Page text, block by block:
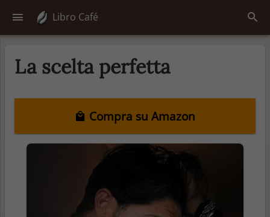
Libro Café
La scelta perfetta
Compra su Amazon